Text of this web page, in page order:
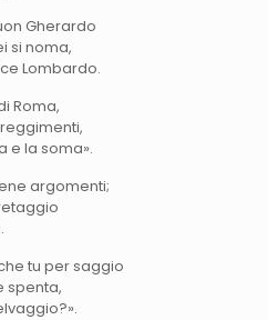
Gherardo
si noma,
Lombardo.
Roma,
e la soma».
argomenti;
tu per saggio
spenta,